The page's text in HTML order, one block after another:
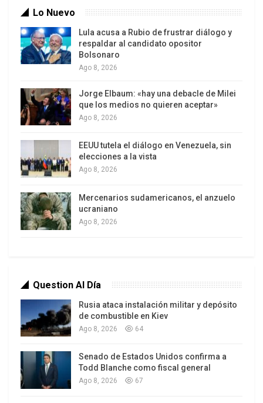
Lo Nuevo
Lula acusa a Rubio de frustrar diálogo y
respaldar al candidato opositor
Bolsonaro
Ago 8, 2026
Jorge Elbaum: «hay una debacle de Milei
que los medios no quieren aceptar»
Ago 8, 2026
EEUU tutela el diálogo en Venezuela, sin
elecciones a la vista
Ago 8, 2026
Mercenarios sudamericanos, el anzuelo
ucraniano
Ago 8, 2026
Question Al Día
Rusia ataca instalación militar y depósito
de combustible en Kiev
Ago 8, 2026 64
Senado de Estados Unidos confirma a
Todd Blanche como fiscal general
Ago 8, 2026 67